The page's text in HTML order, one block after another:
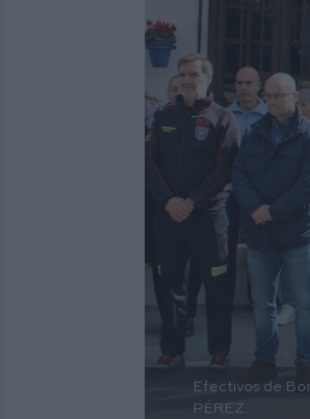
Efectivos de
PÉREZ.